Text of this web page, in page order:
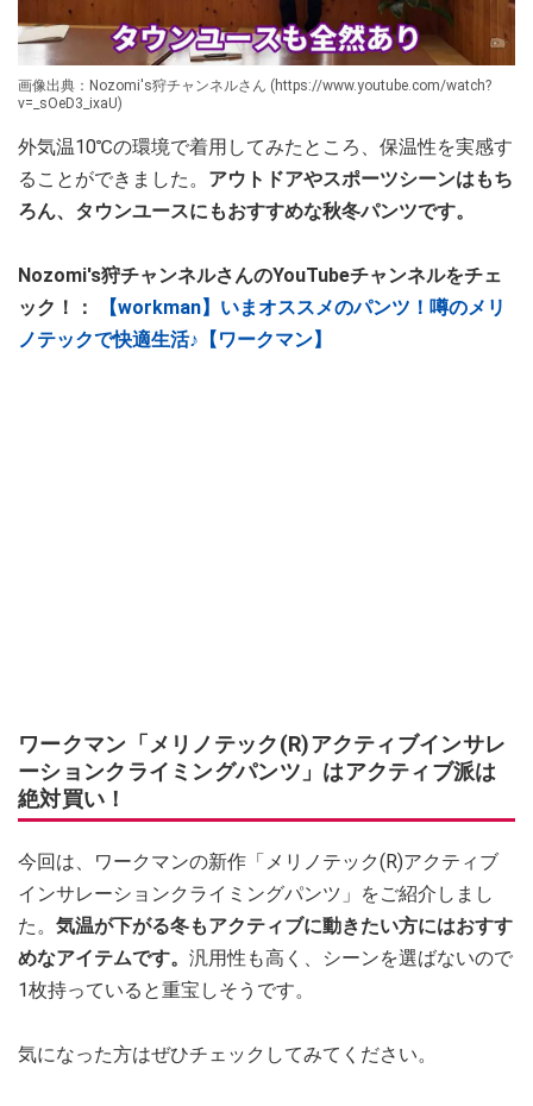
画像出典：Nozomi's狩チャンネルさん (https://www.youtube.com/watch?
v=_sOeD3_ixaU)
外気温10℃の環境で着用してみたところ、保温性を実感す
ることができました。 アウトドアやスポーツシーンはもち
ろん、タウンユースにもおすすめな秋冬パンツです。
Nozomi's狩チャンネルさんのYouTubeチャンネルをチェ
ック！：
【workman】いまオススメのパンツ！噂のメリ
ノテックで快適生活♪【ワークマン】
ワークマン「メリノテック(R)アクティブインサレ
ーションクライミングパンツ」はアクティブ派は
絶対買い！
今回は、ワークマンの新作「メリノテック(R)アクティブ
インサレーションクライミングパンツ」をご紹介しまし
た。 気温が下がる冬もアクティブに動きたい方にはおすす
めなアイテムです。 汎用性も高く、シーンを選ばないので
1枚持っていると重宝しそうです。
気になった方はぜひチェックしてみてください。